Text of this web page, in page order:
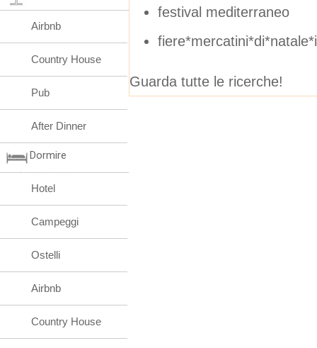
festival mediterraneo
Guarda tutte le ricerche!
Airbnb
Country House
Pub
After Dinner
Dormire
Hotel
Campeggi
Ostelli
Airbnb
Country House